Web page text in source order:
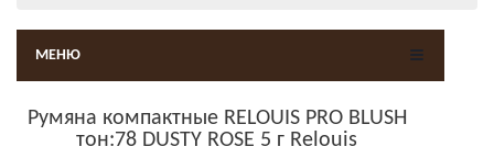
МЕНЮ
Румяна компактные RELOUIS PRO BLUSH
тон:78 DUSTY ROSE 5 г Relouis